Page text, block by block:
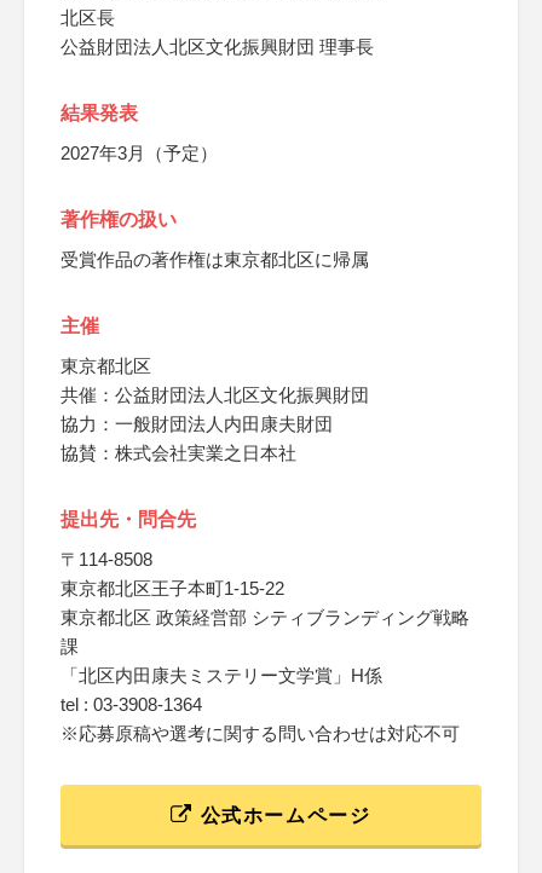
北区長
公益財団法人北区文化振興財団 理事長
結果発表
2027年3月（予定）
著作権の扱い
受賞作品の著作権は東京都北区に帰属
主催
東京都北区
共催：公益財団法人北区文化振興財団
協力：一般財団法人内田康夫財団
協賛：株式会社実業之日本社
提出先・問合先
〒114-8508
東京都北区王子本町1-15-22
東京都北区 政策経営部 シティブランディング戦略
課
「北区内田康夫ミステリー文学賞」H係
tel : 03-3908-1364
※応募原稿や選考に関する問い合わせは対応不可
公式ホームページ